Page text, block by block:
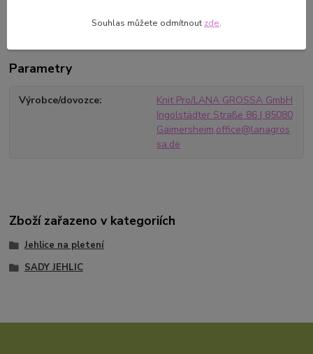
Parametry
Výrobce/dovozce
Knit Pro/LANA GROSSA GmbH
Ingolstädter Straße 86 | 85080
Gaimersheim,office@lanagros
sa.de
Zboží zařazeno v kategoriích
Jehlice na pletení
SADY JEHLIC
Souhlas můžete odmítnout zde.